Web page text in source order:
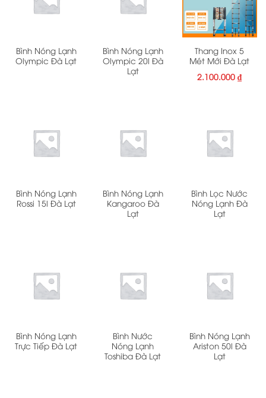
Bình Nóng Lạnh
Olympic Đà Lạt
Bình Nóng Lạnh
Olympic 20l Đà
Lạt
Thang Inox 5
Mét Mới Đà Lạt
2.100.000₫
Bình Nóng Lạnh
Rossi 15l Đà Lạt
Bình Nóng Lạnh
Kangaroo Đà
Lạt
Bình Lọc Nước
Nóng Lạnh Đà
Lạt
Bình Nóng Lạnh
Trực Tiếp Đà Lạt
Bình Nước
Nóng Lạnh
Toshiba Đà Lạt
Bình Nóng Lạnh
Ariston 50l Đà
Lạt